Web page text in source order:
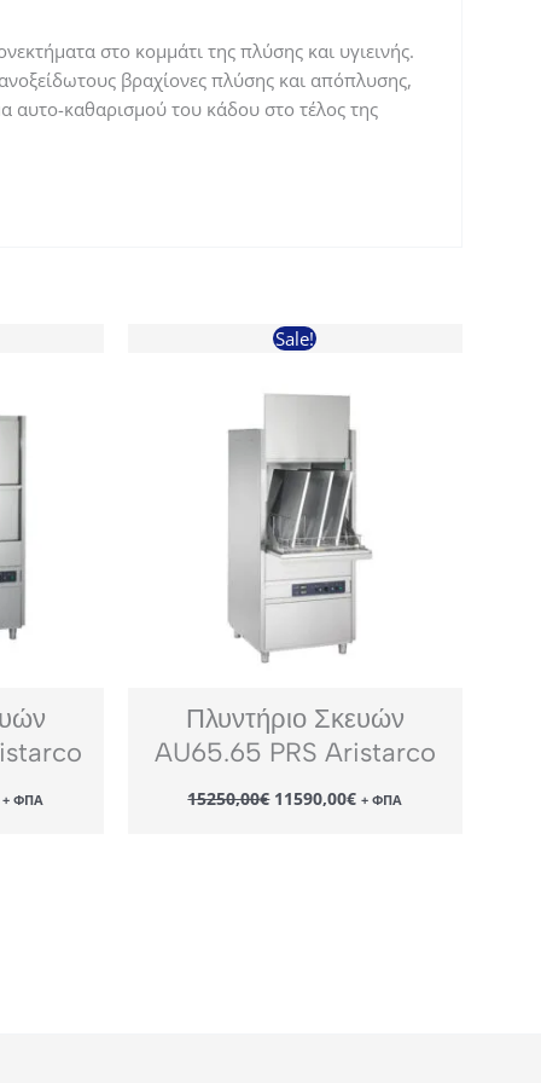
στο κομμάτι της πλύσης και υγιεινής.
βραχίονες πλύσης και απόπλυσης,
αυτο-καθαρισμού του κάδου στο τέλος της
+ ΦΠΑ
Sale!
Πλυντήριο Σκευών
AU65.65 PRS Aristarco
15250,00€ Original
price
11590,00€Η
τρέχουσα
+ ΦΠΑ